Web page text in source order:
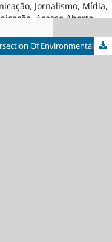
Jornalismo, Mídia,
Acesso Aberto,
Climate Change Coverage At The Intersection Of Environmental And Data Journalism